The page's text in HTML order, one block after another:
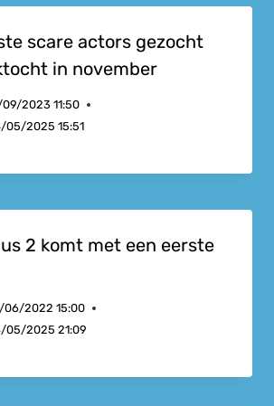
scare actors gezocht
in november
09/2023 11:50
05/2025 15:51
2 komt met een eerste
06/2022 15:00
05/2025 21:09